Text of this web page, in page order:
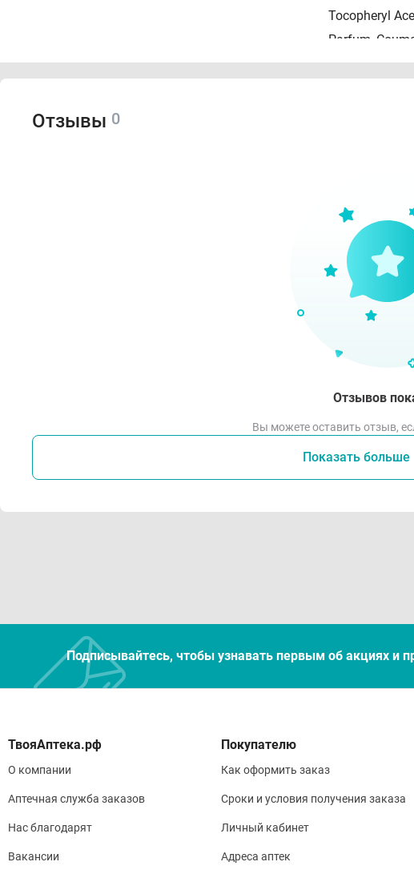
Tocopheryl
Parfum,
Отзывы 0
Отзывов
Вы можете оставить отзыв,
Показать больше
Подписывайтесь, чтобы узнавать первым об акцияx и
О компании
Аптечная служба заказов
Нас благодарят
Вакансии
Покупателю
Как оформить заказ
Сроки и условия получения заказа
Личный кабинет
Адреса аптек